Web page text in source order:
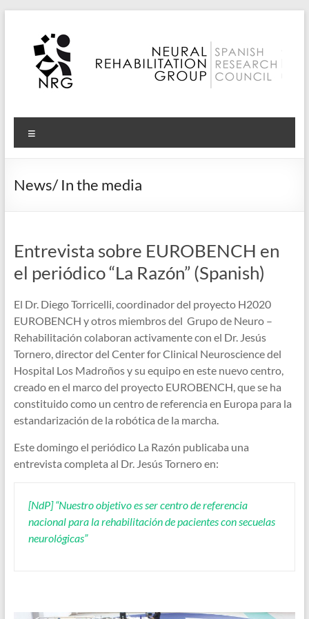
content
Neural
Rehabilitation
Group
News/ In the media
Entrevista sobre EUROBENCH en
el periódico “La Razón” (Spanish)
El Dr. Diego Torricelli, coordinador del proyecto H2020
EUROBENCH y otros miembros del Grupo de Neuro –
Rehabilitación colaboran activamente con el Dr. Jesús
Tornero, director del Center for Clinical Neuroscience del
Hospital Los Madroños y su equipo en este nuevo centro,
creado en el marco del proyecto EUROBENCH, que se ha
constituido como un centro de referencia en Europa para la
estandarización de la robótica de la marcha.
Este domingo el periódico La Razón publicaba una
entrevista completa al Dr. Jesús Tornero en:
[NdP] “Nuestro objetivo es ser centro de referencia
nacional para la rehabilitación de pacientes con secuelas
neurológicas”